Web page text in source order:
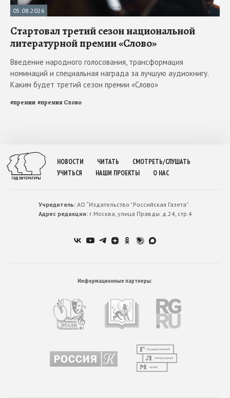
05.08.2026
Стартовал третий сезон национальной
литературной премии «Слово»
Введение народного голосования, трансформация
номинаций и специальная награда за лучшую аудиокнигу.
Каким будет третий сезон премии «Слово»
#премии #премия Слово
НОВОСТИ ЧИТАТЬ
СМОТРЕТЬ/СЛУШАТЬ
УЧИТЬСЯ
НАШИ ПРОЕКТЫ О НАС
Учредитель:АО “Издательство ”Российская Газета”
Адрес редакции:г.Москва, улица Правды. д.24, стр.4
Информационные партнеры: